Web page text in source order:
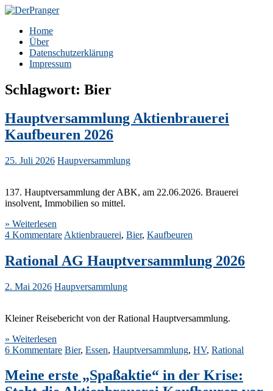
Zum
springen
DerPranger
Finanzen, Freiheit, Prangerei
Home
Über
Datenschutzerklärung
Impressum
Schlagwort: Bier
Hauptversammlung Aktienbrauerei
Kaufbeuren 2026
25. Juli 2026 Haupversammlung
137. Hauptversammlung der ABK, am 22.06.2026. Brauerei
insolvent, Immobilien so mittel.
» Weiterlesen
4 Kommentare Aktienbrauerei, Bier, Kaufbeuren
Rational AG Hauptversammlung 2026
2. Mai 2026 Haupversammlung
Kleiner Reisebericht von der Rational Hauptversammlung.
» Weiterlesen
6 Kommentare Bier, Essen, Hauptversammlung, HV, Rational
Meine erste „Spaßaktie“ in der Krise: